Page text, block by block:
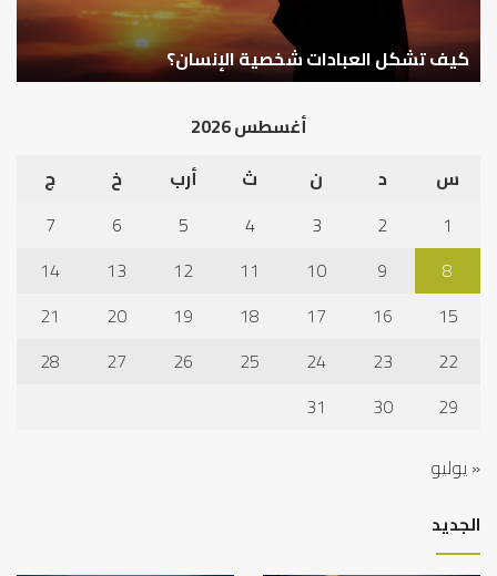
كيف تشكل العبادات شخصية الإنسان؟
أغسطس 2026
س
د ن ث أرب خ
ج
1
2
3
4
5
6
7
8
9
10
11
12
13
14
15
16
17
18
19
20
21
22
23
24
25
26
27
28
29
30
31
« يوليو
الجديد